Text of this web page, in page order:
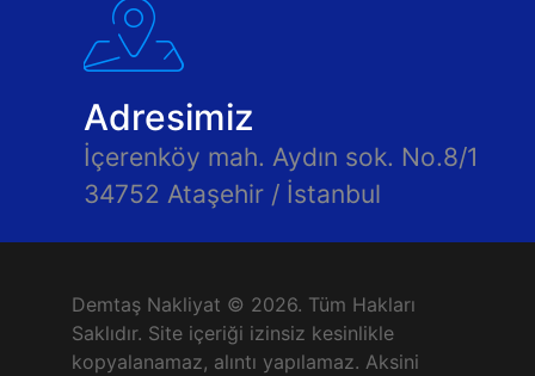
Adresimiz
İçerenköy mah. Aydın sok. No.8/1
34752 Ataşehir / İstanbul
Demtaş Nakliyat © 2026. Tüm Hakları
Saklıdır. Site içeriği izinsiz kesinlikle
kopyalanamaz, alıntı yapılamaz. Aksini